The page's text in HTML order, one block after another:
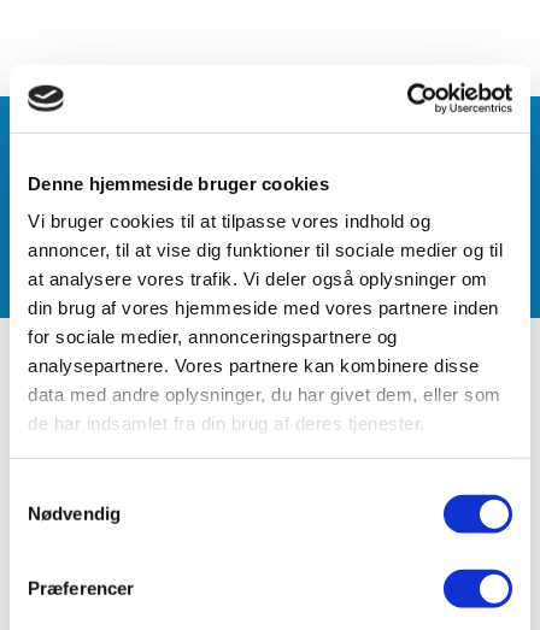
Denne hjemmeside bruger cookies
Vi bruger cookies til at tilpasse vores indhold og
annoncer, til at vise dig funktioner til sociale medier og til
at analysere vores trafik. Vi deler også oplysninger om
din brug af vores hjemmeside med vores partnere inden
for sociale medier, annonceringspartnere og
analysepartnere. Vores partnere kan kombinere disse
data med andre oplysninger, du har givet dem, eller som
de har indsamlet fra din brug af deres tjenester.
Nødvendig
Præferencer
Stouby GIF
Motion
Gymnastik
Kajak
Badminton
Tennis
Bordtennis
Forside
Andre aktiviteter
Aktivitetspark
Tæppecurling
Vedtægter